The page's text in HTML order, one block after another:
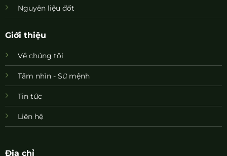
Nguyên liệu đốt
Giới thiệu
Về chúng tôi
Tầm nhìn - Sứ mệnh
Tin tức
Liên hệ
Địa chỉ